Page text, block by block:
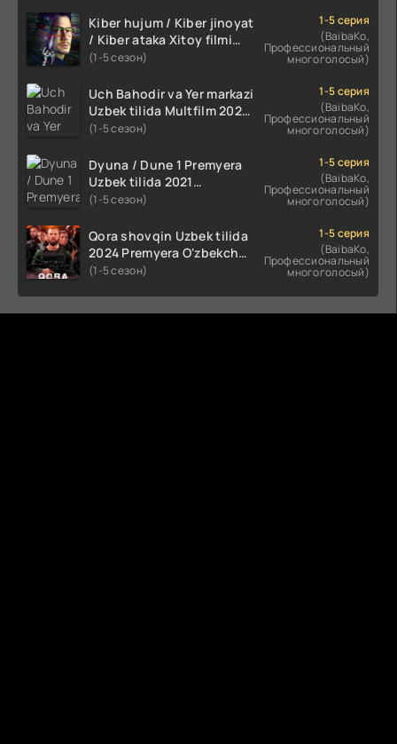
Kiber hujum / Kiber jinoyat
/ Kiber ataka Xitoy filmi
Uzbek tilida O'zbekcha
HD skachat
(1-5 сезон)
1-5 серия
(BaibaKo,
Профессиональный
многоголосый)
Uch Bahodir va Yer markazi
Uzbek tilida Multfilm 2025
tarjima HD skachat
(1-5 сезон)
1-5 серия
(BaibaKo,
Профессиональный
многоголосый)
Dyuna / Dune 1 Premyera
Uzbek tilida 2021
O'zbekcha tarjima kino HD
(1-5 сезон)
1-5 серия
(BaibaKo,
Профессиональный
многоголосый)
Qora shovqin Uzbek tilida
2024 Premyera O'zbekcha
tarjima kino HD skachat
(1-5 сезон)
1-5 серия
(BaibaKo,
Профессиональный
многоголосый)